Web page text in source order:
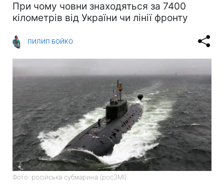
При чому човни знаходяться за 7400
кілометрів від України чи лінії фронту
ПИЛИП БОЙКО
Фото: російська субмарина (росЗМІ)